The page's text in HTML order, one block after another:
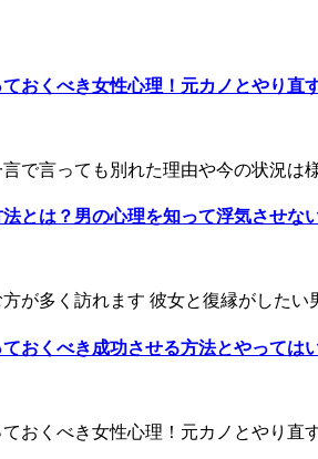
おくべき女性心理！元カノとやり直
で言っても別れた理由や今の状況
とは？男の心理を知って浮気させな
が多く訪れます 彼女と復縁がした
おくべき成功させる方法とやっては
おくべき女性心理！元カノとやり